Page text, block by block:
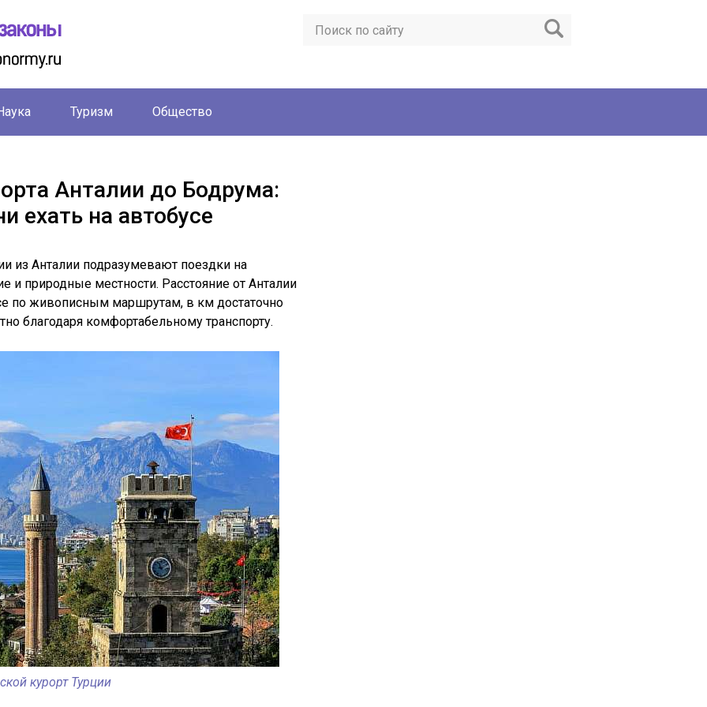
Туризм Общество
Анталии до Бодрума:
ехать на автобусе
из Анталии подразумевают поездки на
и природные местности. Расстояние от Анталии
по живописным маршрутам, в км достаточно
благодаря комфортабельному транспорту.
курорт Турции